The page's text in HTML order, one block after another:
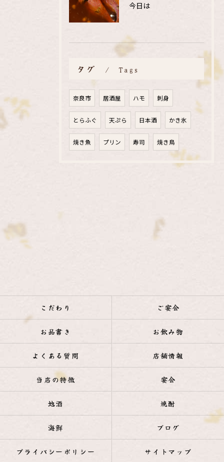
今日は
タグ Tags
奈良市 居酒屋 ハモ 刺身
とらふぐ 天ぷら 日本酒 かき氷
焼き魚 プリン 寿司 焼き鳥
こだわり ご宴会
お品書き お飲み物
よくある質問 店舗情報
当店の特徴 宴会
地酒 焼酎
海鮮 ブログ
プライバシーポリシー サイトマップ